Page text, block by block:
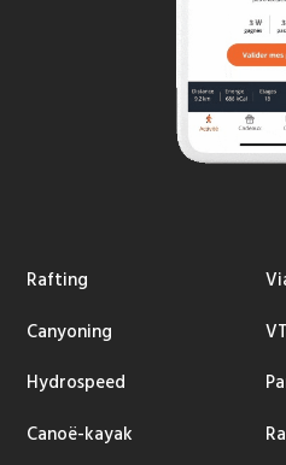
Rafting
Canyoning
Hydrospeed
Canoë-kayak